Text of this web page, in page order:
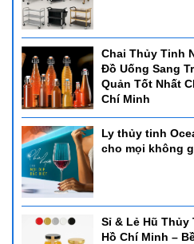
Chai Thủy Tinh
Đồ Uống Sang
Quản Tốt Nhất
Chí Minh
Ly thủy tinh
cho mọi không
Sỉ & Lẻ Hũ
Hồ Chí Minh –